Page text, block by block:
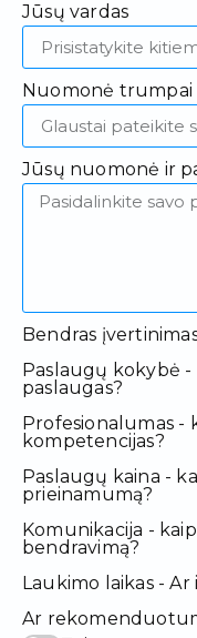
Jūsų vardas
Nuomonė trumpai
Jūsų nuomonė ir
Bendras
Paslaugų kokybė
paslaugas?
Profesionalumas -
kompetencijas?
Paslaugų kaina -
prieinamumą?
Komunikacija -
bendravimą?
Laukimo laikas -
Ar